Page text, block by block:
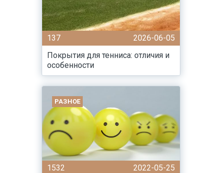
137
2026-06-05
Покрытия для тенниса: отличия и
особенности
РАЗНОЕ
1532
2022-05-25